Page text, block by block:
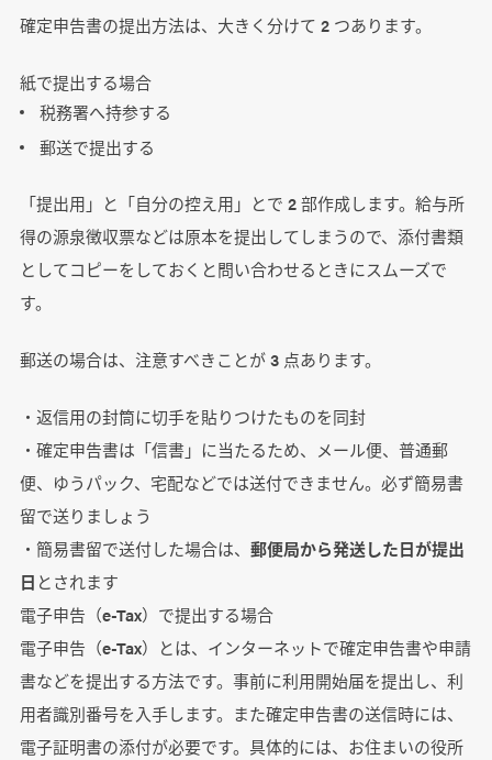
確定申告書の提出方法は、大きく分けて 2 つあります。
紙で提出する場合
税務署へ持参する
郵送で提出する
「提出用」と「自分の控え用」とで 2 部作成します。給与所
得の源泉徴収票などは原本を提出してしまうので、添付書類
としてコピーをしておくと問い合わせるときにスムーズで
す。
郵送の場合は、注意すべきことが 3 点あります。
・返信用の封筒に切手を貼りつけたものを同封
・確定申告書は「信書」に当たるため、メール便、普通郵
便、ゆうパック、宅配などでは送付できません。必ず簡易書
留で送りましょう
・簡易書留で送付した場合は、 郵便局から発送した日が提出
日 とされます
電子申告（e-Tax）で提出する場合
電子申告（e-Tax）とは、インターネットで確定申告書や申請
書などを提出する方法です。事前に利用開始届を提出し、利
用者識別番号を入手します。また確定申告書の送信時には、
電子証明書の添付が必要です。具体的には、お住まいの役所